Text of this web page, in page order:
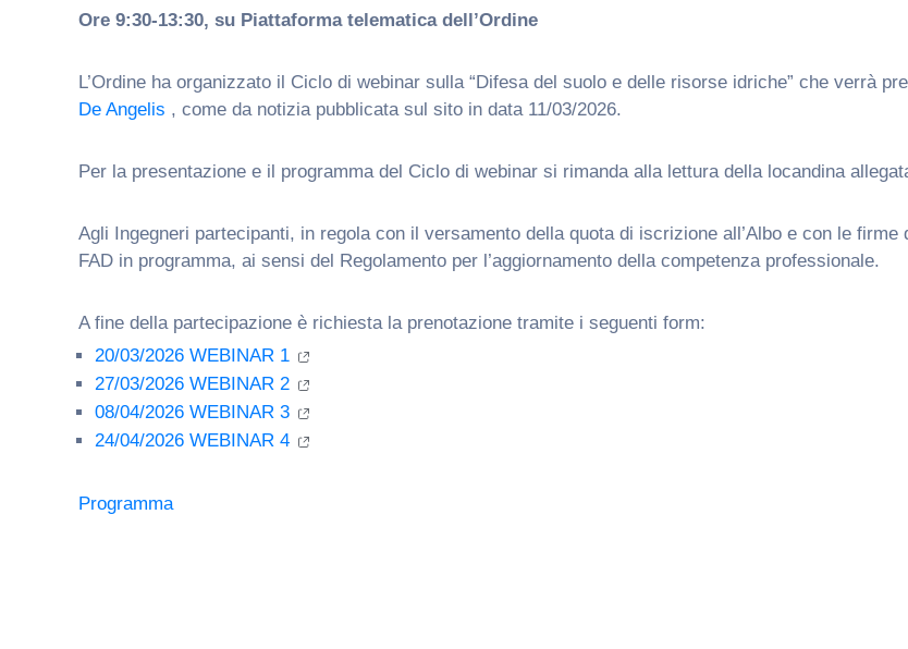
Ore 9:30-13:30, su Piattaforma telematica dell’Ordine
L’Ordine ha organizzato il Ciclo di webinar sulla “Difesa del suolo e delle risorse idriche” che verrà
De Angelis , come da notizia pubblicata sul sito in data 11/03/2026.
Per la presentazione e il programma del Ciclo di webinar si rimanda alla lettura della locandina
Agli Ingegneri partecipanti, in regola con il versamento della quota di iscrizione all’Albo e con le
FAD in programma, ai sensi del Regolamento per l’aggiornamento della competenza professionale.
A fine della partecipazione è richiesta la prenotazione tramite i seguenti form:
20/03/2026 WEBINAR 1
27/03/2026 WEBINAR 2
08/04/2026 WEBINAR 3
24/04/2026 WEBINAR 4
Programma